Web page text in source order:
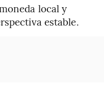
local y
estable.